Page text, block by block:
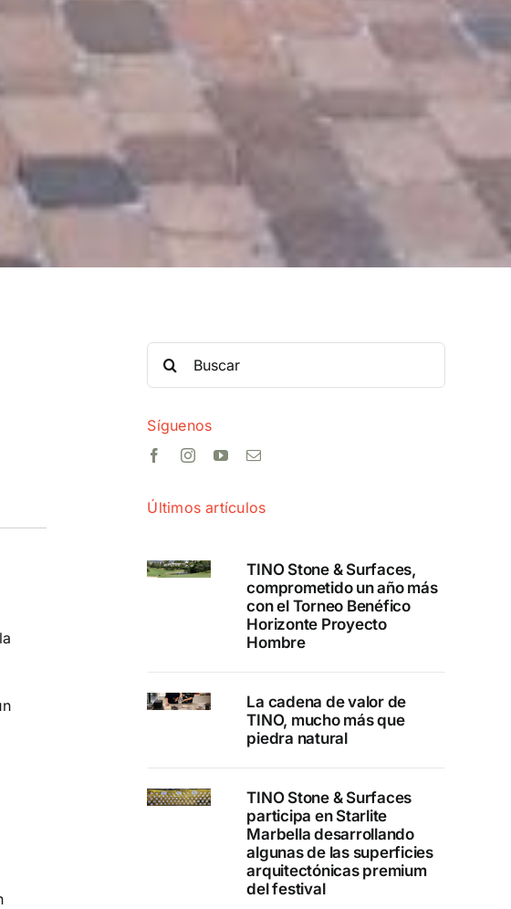
Síguenos
Últimos artículos
TINO Stone & Surfaces,
comprometido un año más
con el Torneo Benéfico
Horizonte Proyecto
Hombre
La cadena de valor de
TINO, mucho más que
piedra natural
TINO Stone & Surfaces
participa en Starlite
Marbella desarrollando
algunas de las superficies
arquitectónicas premium
del festival